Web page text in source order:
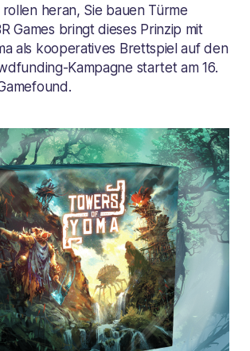
heran, Sie bauen Türme
Games bringt dieses Prinzip mit
als kooperatives Brettspiel auf den
Kampagne startet am 16.